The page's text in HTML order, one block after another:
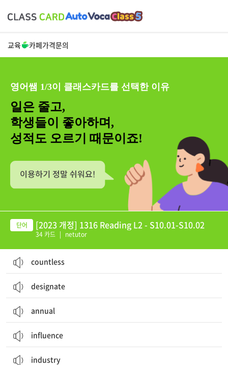
교육 카페가격문의
영어쌤 1/3이 클래스카드를 선택한 이유
일은 줄고,
학생들이 좋아하며,
성적도 오르기 때문이죠!
[2023 개정] 1316 Reading L2 - S10.01-S10.02
34 카드 | netutor
countless
designate
annual
influence
industry